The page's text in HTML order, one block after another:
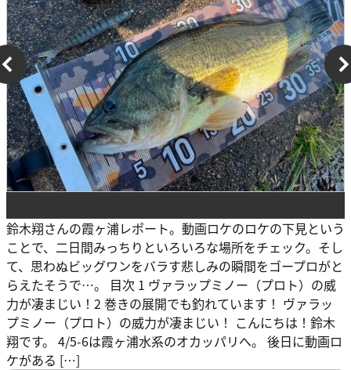
鈴木翔さんの霞ヶ浦レポート。動画ロケのロケの下見という
ことで、二日間みっちりといろいろな場所をチェック。そし
て、思わぬビッグワンをバラす悲しみの瞬間をゴープロがと
らえたそうで…。 目次 1 ヴァラップミノー（プロト）の威
力が凄まじい！2 巻きの展開でも釣れています！ ヴァラッ
プミノー（プロト）の威力が凄まじい！ こんにちは！鈴木
翔です。 4/5-6は霞ヶ浦水系のオカッパリへ。 後日に動画ロ
ケがある […]